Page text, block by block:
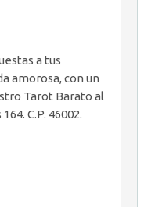
a tus
amorosa, con un
Tarot Barato al
C.P. 46002.